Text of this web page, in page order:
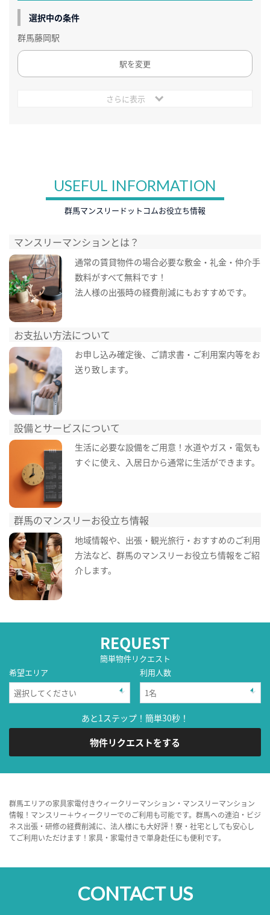
選択中の条件
群馬藤岡駅
駅を変更
さらに表示
USEFUL INFORMATION
群馬マンスリードットコムお役立ち情報
マンスリーマンションとは？
通常の賃貸物件の場合必要な敷金・礼金・仲介手
数料がすべて無料です！
法人様の出張時の経費削減にもおすすめです。
お支払い方法について
お申し込み確定後、ご請求書・ご利用案内等をお
送り致します。
設備とサービスについて
生活に必要な設備をご用意！水道やガス・電気も
すぐに使え、入居日から通常に生活ができます。
群馬のマンスリーお役立ち情報
地域情報や、出張・観光旅行・おすすめのご利用
方法など、群馬のマンスリーお役立ち情報をご紹
介します。
REQUEST
簡単物件リクエスト
希望エリア
利用人数
あと1ステップ！簡単30秒！
物件リクエストをする
群馬エリアの家具家電付きウィークリーマンション・マンスリーマンション
情報！マンスリー＋ウィークリーでのご利用も可能です。群馬への連泊・ビジ
ネス出張・研修の経費削減に、法人様にも大好評！寮・社宅としても安心し
てご利用いただけます！家具・家電付きで単身赴任にも便利です。
CONTACT US